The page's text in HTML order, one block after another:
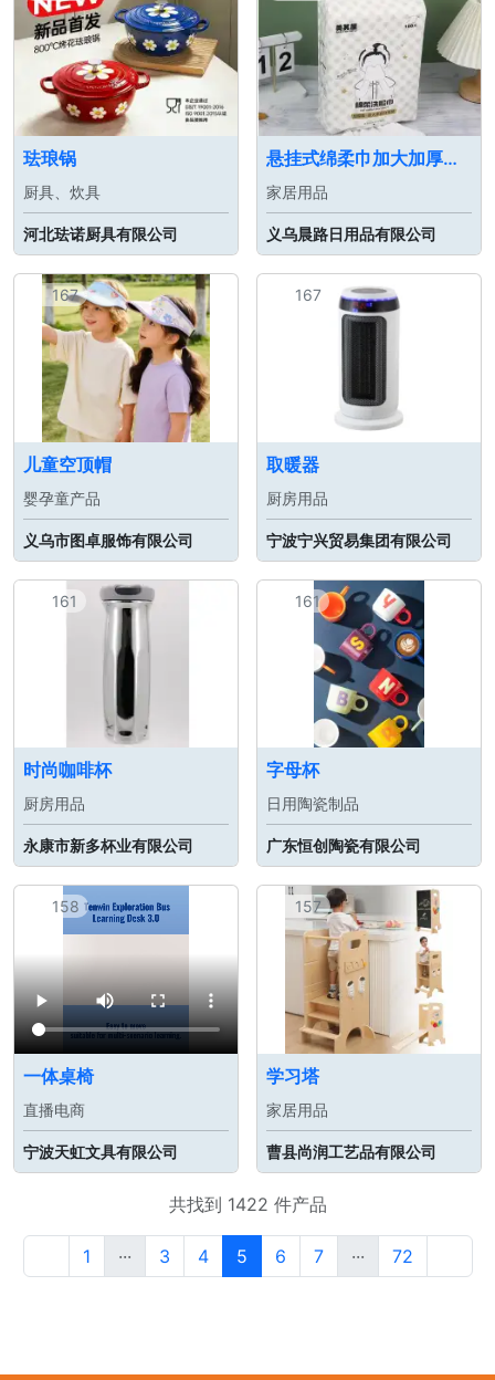
珐琅锅
厨具、炊具
河北珐诺厨具有限公司
悬挂式绵柔巾加大加厚干湿两用一次性棉柔洁面巾
家居用品
义乌晨路日用品有限公司
167
儿童空顶帽
婴孕童产品
义乌市图卓服饰有限公司
167
取暖器
厨房用品
宁波宁兴贸易集团有限公司
161
时尚咖啡杯
厨房用品
永康市新多杯业有限公司
161
字母杯
日用陶瓷制品
广东恒创陶瓷有限公司
158
一体桌椅
直播电商
宁波天虹文具有限公司
157
学习塔
家居用品
曹县尚润工艺品有限公司
共找到 1422 件产品
1 ··· 3 4 5 6 7 ··· 72